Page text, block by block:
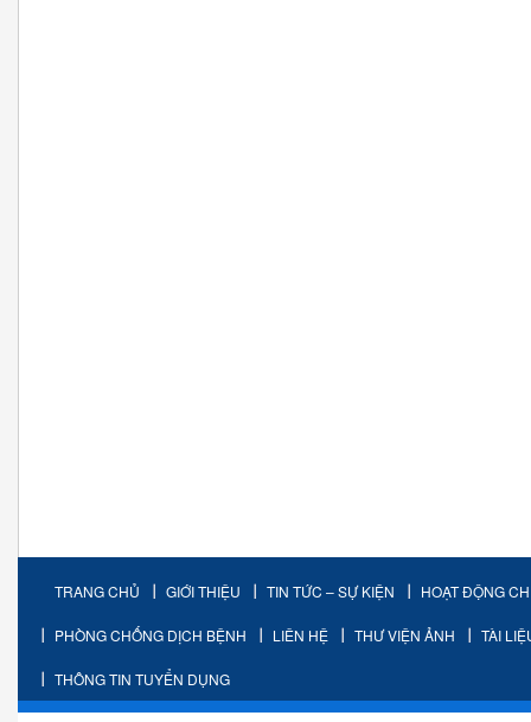
TRANG CHỦ GIỚI THIỆU TIN TỨC – SỰ KIỆN HOẠT ĐỘNG
PHÒNG CHỐNG DỊCH BỆNH LIÊN HỆ THƯ VIỆN ẢNH TÀI
THÔNG TIN TUYỂN DỤNG